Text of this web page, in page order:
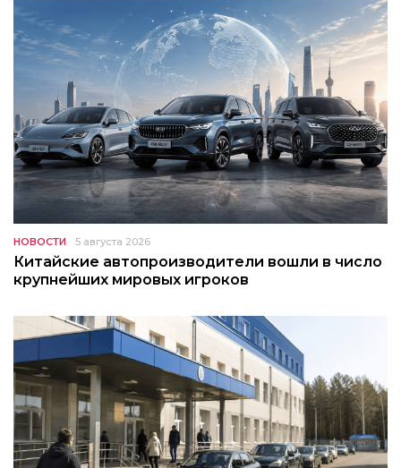
НОВОСТИ 5 августа 2026
Китайские автопроизводители вошли в число
крупнейших мировых игроков